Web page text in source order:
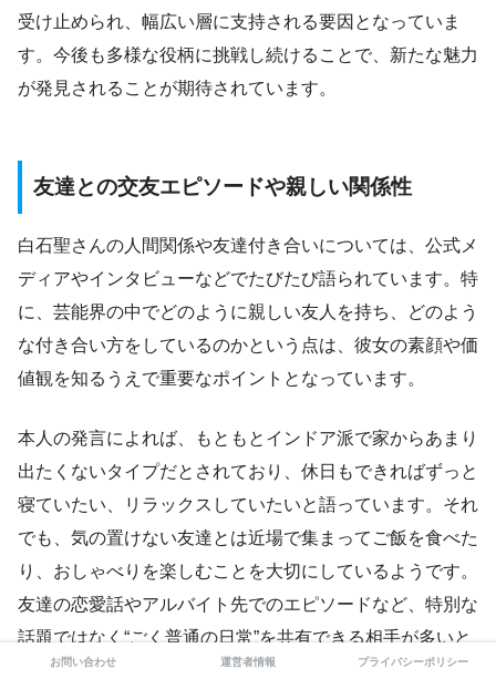
受け止められ、幅広い層に支持される要因となっていま
す。今後も多様な役柄に挑戦し続けることで、新たな魅力
が発見されることが期待されています。
友達との交友エピソードや親しい関係性
白石聖さんの人間関係や友達付き合いについては、公式メ
ディアやインタビューなどでたびたび語られています。特
に、芸能界の中でどのように親しい友人を持ち、どのよう
な付き合い方をしているのかという点は、彼女の素顔や価
値観を知るうえで重要なポイントとなっています。
本人の発言によれば、もともとインドア派で家からあまり
出たくないタイプだとされており、休日もできればずっと
寝ていたい、リラックスしていたいと語っています。それ
でも、気の置けない友達とは近場で集まってご飯を食べた
り、おしゃべりを楽しむことを大切にしているようです。
友達の恋愛話やアルバイト先でのエピソードなど、特別な
話題ではなく“ごく普通の日常”を共有できる相手が多いと
述べています。これは、芸能界という特殊な環境に身を置
お問い合わせ 運営者情報 プライバシーポリシー